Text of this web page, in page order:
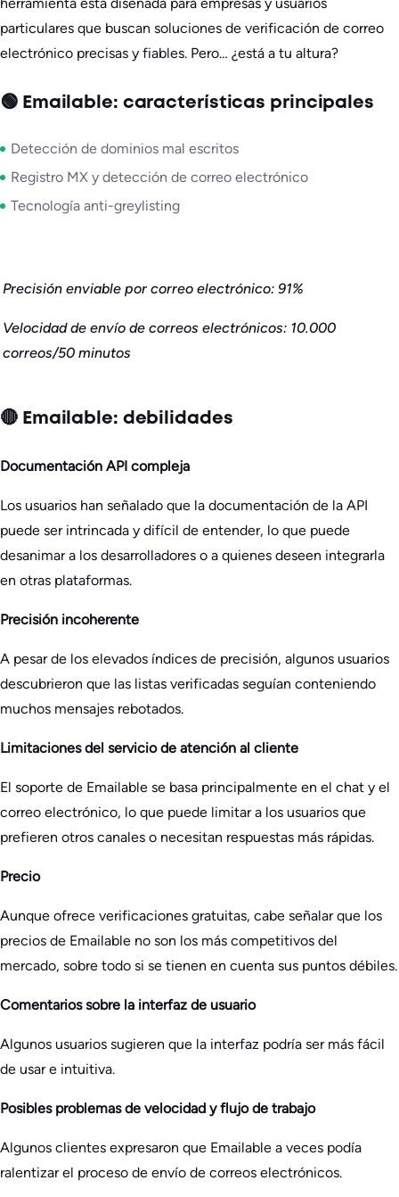
particulares que buscan soluciones de verificación de correo
electrónico precisas y fiables. Pero… ¿está a tu altura?
🟢 Emailable: características principales
Detección de dominios mal escritos
Registro MX y detección de correo electrónico
Tecnología anti-greylisting
Precisión enviable por correo electrónico: 91%
Velocidad de envío de correos electrónicos: 10.000
correos/50 minutos
🔴 Emailable: debilidades
Documentación API compleja
Los usuarios han señalado que la documentación de la API
puede ser intrincada y difícil de entender, lo que puede
desanimar a los desarrolladores o a quienes deseen integrarla
en otras plataformas.
Precisión incoherente
A pesar de los elevados índices de precisión, algunos usuarios
descubrieron que las listas verificadas seguían conteniendo
muchos mensajes rebotados.
Limitaciones del servicio de atención al cliente
El soporte de Emailable se basa principalmente en el chat y el
correo electrónico, lo que puede limitar a los usuarios que
prefieren otros canales o necesitan respuestas más rápidas.
Precio
Aunque ofrece verificaciones gratuitas, cabe señalar que los
precios de Emailable no son los más competitivos del
mercado, sobre todo si se tienen en cuenta sus puntos débiles.
Comentarios sobre la interfaz de usuario
Algunos usuarios sugieren que la interfaz podría ser más fácil
de usar e intuitiva.
Posibles problemas de velocidad y flujo de trabajo
Algunos clientes expresaron que Emailable a veces podía
ralentizar el proceso de envío de correos electrónicos.